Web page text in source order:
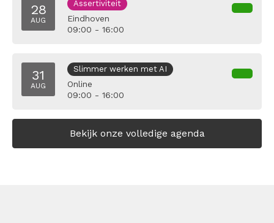
28
AUG
Assertiviteit
Eindhoven
09:00 - 16:00
31
AUG
Slimmer werken met AI
Online
09:00 - 16:00
Bekijk onze volledige agenda